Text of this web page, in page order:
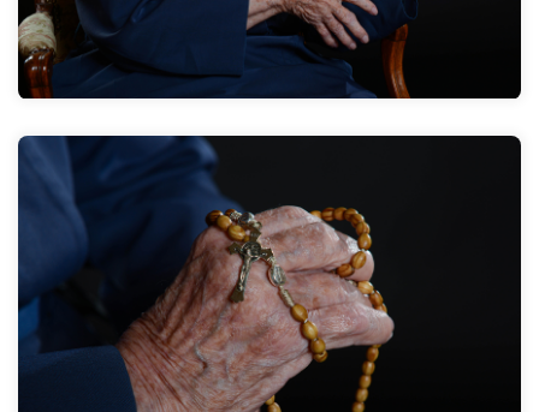
„Es gibt so viele arme Menschen!“ Durch die
Schwestern hat sich mein Glaube vertieft. So entstand
der Wunsch: „DAS möchte ich auch machen.“ 1953 bin
ich eingetreten.
Zum Interview